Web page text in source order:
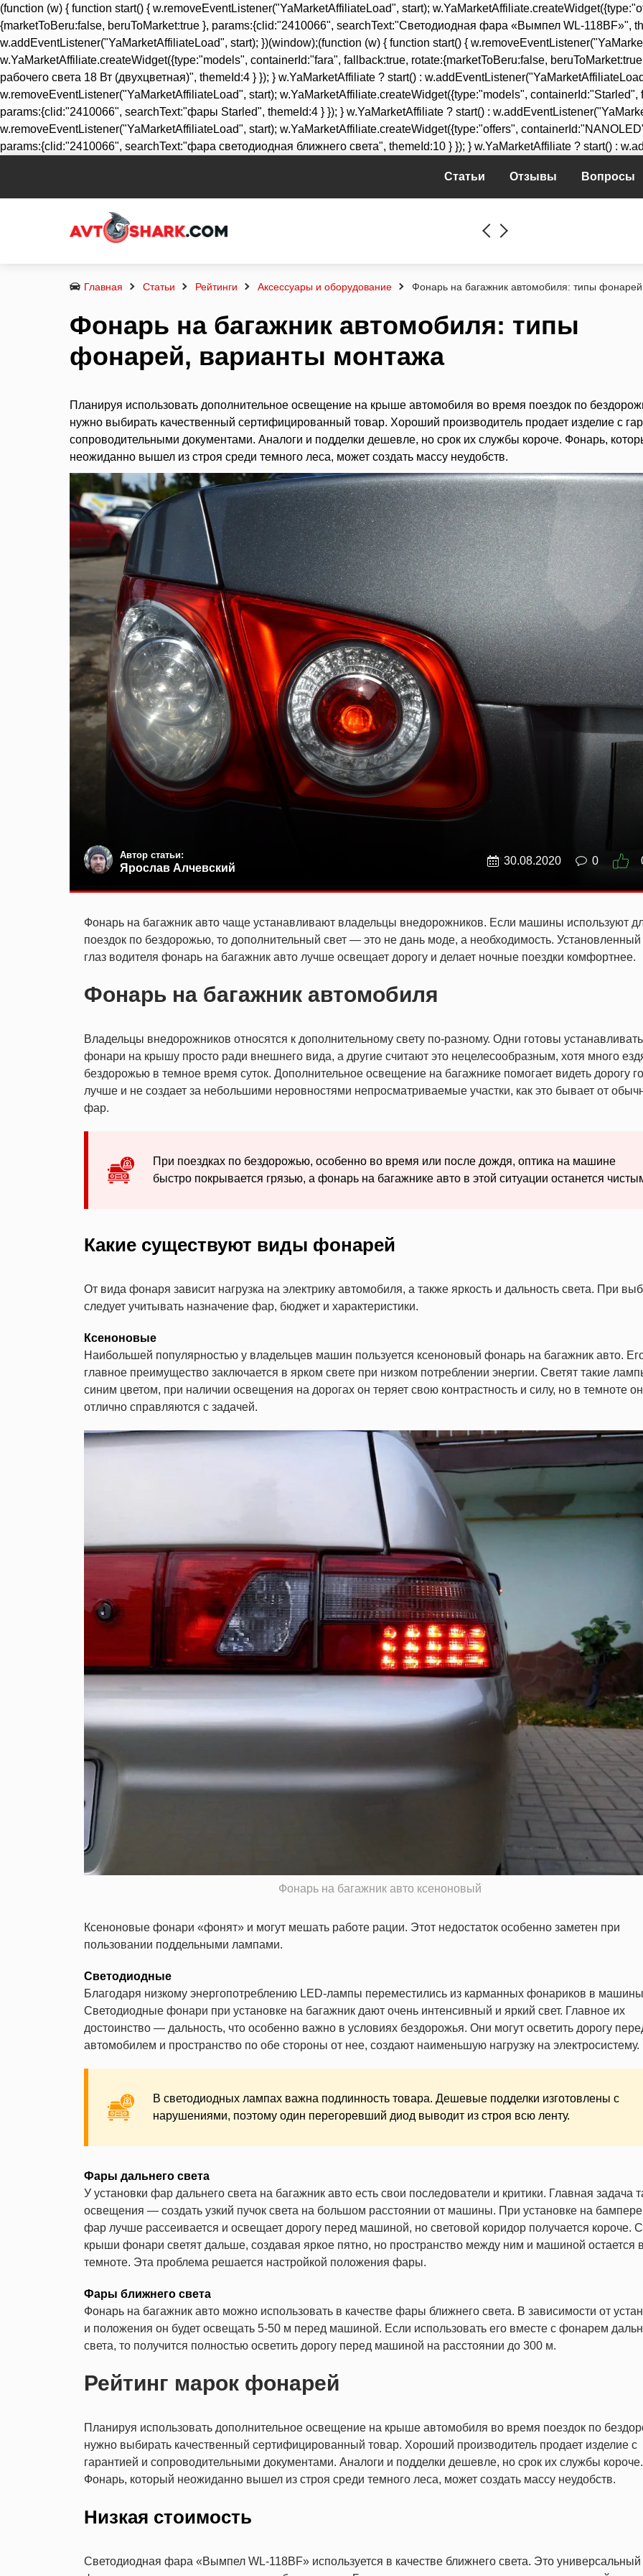
(function (w) { function start() { w.removeEventListener("YaMarketAffiliateLoad", start);
{marketToBeru:false, beruToMarket:true }, params:{clid:"2410066", searchText:"Светодиодная фара «Вымпел WL-118BF»",
w.addEventListener("YaMarketAffiliateLoad", start); })(window);(function (w) { function start() {
w.YaMarketAffiliate.createWidget({type:"models", containerId:"fara", fallback:true, rotate:{marketToBeru:false,
рабочего света 18 Вт (двухцветная)", themeId:4 } }); } w.YaMarketAffiliate ? start() :
w.removeEventListener("YaMarketAffiliateLoad", start); w.YaMarketAffiliate.createWidget({type:"models",
params:{clid:"2410066", searchText:"фары Starled", themeId:4 } }); } w.YaMarketAffiliate ? start() :
w.removeEventListener("YaMarketAffiliateLoad", start); w.YaMarketAffiliate.createWidget({type:"offers",
params:{clid:"2410066", searchText:"фара светодиодная ближнего света", themeId:10 } }); } w.YaMarketAffiliate ? start() :
Статьи Отзывы Вопросы
Главная Статьи Рейтинги Аксессуары и оборудование Фонарь на багажник автомобиля: типы
Фонарь на багажник автомобиля: типы
фонарей, варианты монтажа
Планируя использовать дополнительное освещение на крыше автомобиля во время поездок по
нужно выбирать качественный сертифицированный товар. Хороший производитель продает изделие с
сопроводительными документами. Аналоги и подделки дешевле, но срок их службы короче. Фонарь,
неожиданно вышел из строя среди темного леса, может создать массу неудобств.
Автор статьи:
Ярослав Алчевский
30.08.2020 0
Фонарь на багажник авто чаще устанавливают владельцы внедорожников. Если машины используют
поездок по бездорожью, то дополнительный свет — это не дань моде, а необходимость.
глаз водителя фонарь на багажник авто лучше освещает дорогу и делает ночные поездки комфортнее.
Фонарь на багажник автомобиля
Владельцы внедорожников относятся к дополнительному свету по-разному. Одни готовы устанавливать
фонари на крышу просто ради внешнего вида, а другие считают это нецелесообразным, хотя много
бездорожью в темное время суток. Дополнительное освещение на багажнике помогает видеть дорогу
лучше и не создает за небольшими неровностями непросматриваемые участки, как это бывает от
фар.
При поездках по бездорожью, особенно во время или после дождя, оптика на машине
быстро покрывается грязью, а фонарь на багажнике авто в этой ситуации останется
Какие существуют виды фонарей
От вида фонаря зависит нагрузка на электрику автомобиля, а также яркость и дальность света. При
следует учитывать назначение фар, бюджет и характеристики.
Ксеноновые
Наибольшей популярностью у владельцев машин пользуется ксеноновый фонарь на багажник авто.
главное преимущество заключается в ярком свете при низком потреблении энергии. Светят такие
синим цветом, при наличии освещения на дорогах он теряет свою контрастность и силу, но в темноте
отлично справляются с задачей.
Фонарь на багажник авто ксеноновый
Ксеноновые фонари «фонят» и могут мешать работе рации. Этот недостаток особенно заметен при
пользовании поддельными лампами.
Светодиодные
Благодаря низкому энергопотреблению LED-лампы переместились из карманных фонариков в
Светодиодные фонари при установке на багажник дают очень интенсивный и яркий свет. Главное их
достоинство — дальность, что особенно важно в условиях бездорожья. Они могут осветить дорогу
автомобилем и пространство по обе стороны от нее, создают наименьшую нагрузку на электросистему.
В светодиодных лампах важна подлинность товара. Дешевые подделки изготовлены с
нарушениями, поэтому один перегоревший диод выводит из строя всю ленту.
Фары дальнего света
У установки фар дальнего света на багажник авто есть свои последователи и критики. Главная задача
освещения — создать узкий пучок света на большом расстоянии от машины. При установке на
фар лучше рассеивается и освещает дорогу перед машиной, но световой коридор получается короче. С
крыши фонари светят дальше, создавая яркое пятно, но пространство между ним и машиной остается в
темноте. Эта проблема решается настройкой положения фары.
Фары ближнего света
Фонарь на багажник авто можно использовать в качестве фары ближнего света. В зависимости от
и положения он будет освещать 5-50 м перед машиной. Если использовать его вместе с фонарем
света, то получится полностью осветить дорогу перед машиной на расстоянии до 300 м.
Рейтинг марок фонарей
Планируя использовать дополнительное освещение на крыше автомобиля во время поездок по
нужно выбирать качественный сертифицированный товар. Хороший производитель продает изделие с
гарантией и сопроводительными документами. Аналоги и подделки дешевле, но срок их службы короче.
Фонарь, который неожиданно вышел из строя среди темного леса, может создать массу неудобств.
Низкая стоимость
Светодиодная фара «Вымпел WL-118BF» используется в качестве ближнего света. Это универсальный